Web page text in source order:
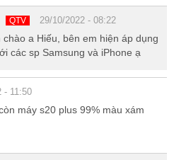
QTV 29/10/2022 - 08:22
a Hiếu, bên em hiện áp dụng
các sp Samsung và iPhone ạ
- 11:50
máy s20 plus 99% màu xám